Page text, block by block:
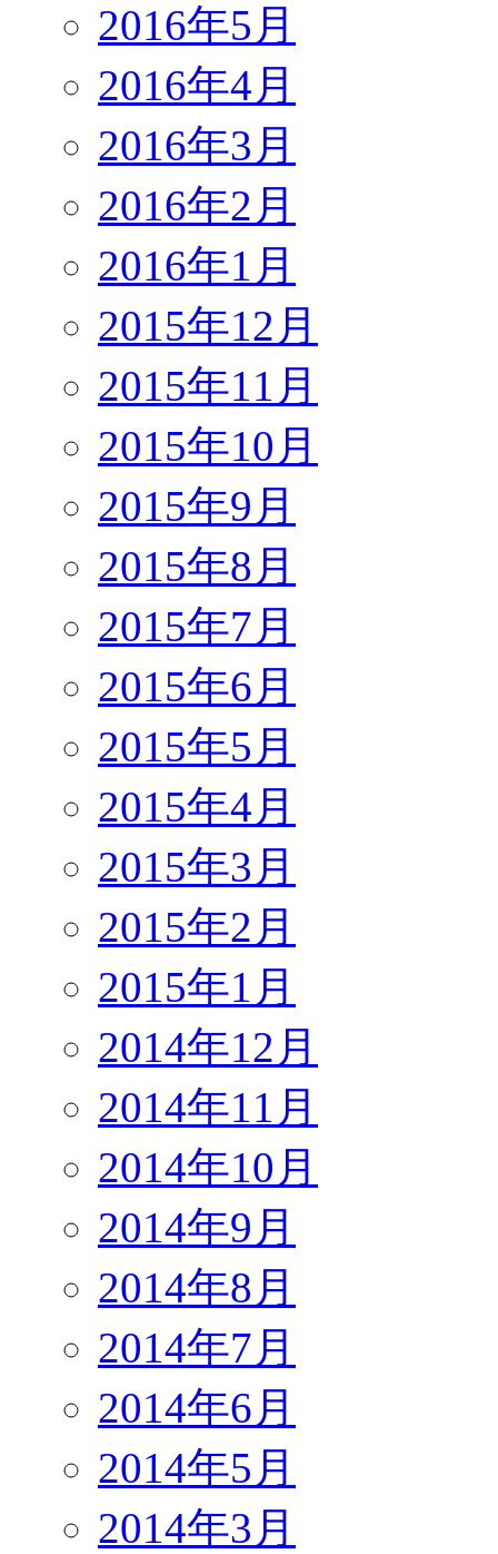
2016年5月
2016年4月
2016年3月
2016年2月
2016年1月
2015年12月
2015年11月
2015年10月
2015年9月
2015年8月
2015年7月
2015年6月
2015年5月
2015年4月
2015年3月
2015年2月
2015年1月
2014年12月
2014年11月
2014年10月
2014年9月
2014年8月
2014年7月
2014年6月
2014年5月
2014年3月